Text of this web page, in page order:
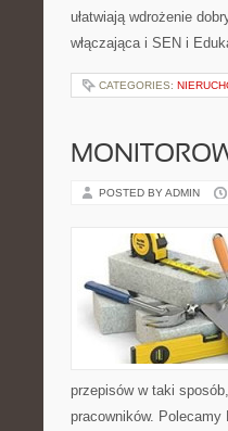
ułatwiają wdrożenie
włączająca i SEN i
CATEGORIES:
POSTED BY ADMIN
przepisów w taki
pracowników.